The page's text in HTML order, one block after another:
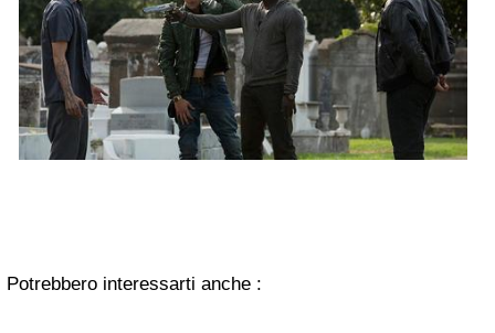
Potrebbero interessarti anche :